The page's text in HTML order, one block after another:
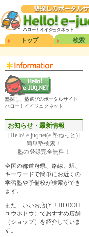
トップ 検索
塾探し、塾選びのポータルサイト
ハロー！イイジュクネット
お知らせ・最新情報
[Hello! e-juq.net(e-塾ねっと)]
簡単塾検索！
塾の登録完全無料！
全国の都道府県、路線、駅、
キーワードで簡単にお近くの
学習塾や予備校が検索ができ
ます。
また、いいお店(YU-HODOH
ユウホドウ）でおすすめ店舗
（ショップ）を紹介していま
す。